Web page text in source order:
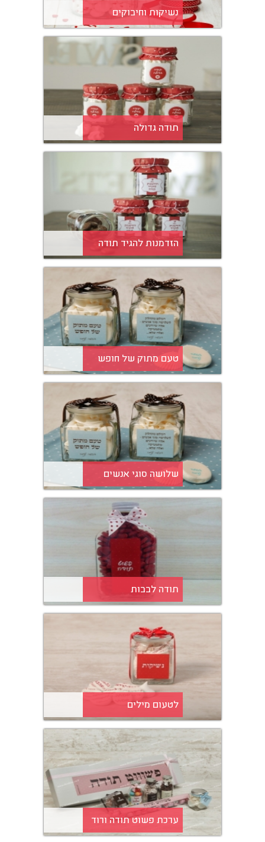
נשיקות וחיבוקים
תודה גדולה
הזדמנות להגיד תודה
טעם מתוק של חופש
שלושה סוגי אנשים
תודה לבבות
לטעום מילים
ערכת פשוט תודה ורוד